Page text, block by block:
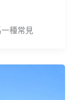
種常見